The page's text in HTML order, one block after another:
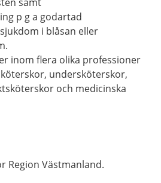
p g a godartad
i blåsan eller
inom flera olika professioner
undersköterskor,
och medicinska
Region Västmanland.